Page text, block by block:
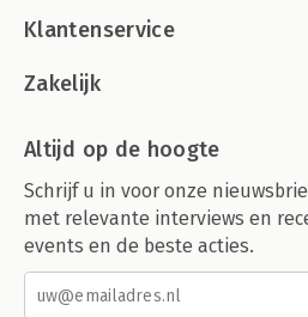
Klantenservice
Zakelijk
Altijd op de hoogte
Schrijf u in voor onze
met relevante interviews en
events en de beste acties.